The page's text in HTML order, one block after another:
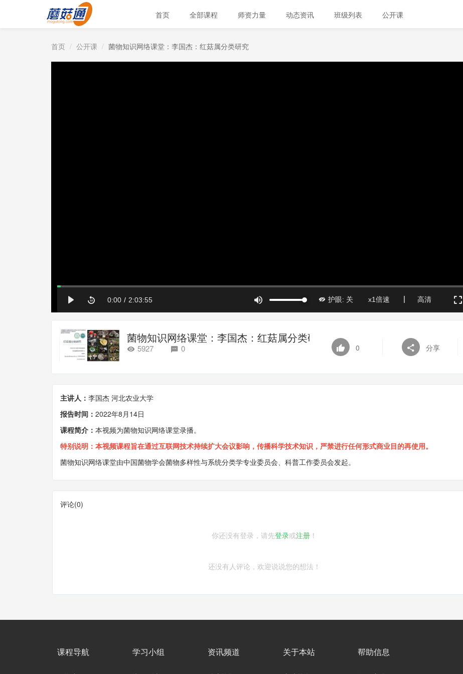
首页 全部课程 师资力量 动态资讯 班级列表 公开课
首页 公开课 菌物知识网络课堂：李国杰：红菇属分类研究
菌物知识网络课堂：李国杰：红菇属分类研究
5927 0 0 分享
主讲人： 李国杰 河北农业大学
报告时间： 2022年8月14日
课程简介： 本视频为菌物知识网络课堂录播。
特别说明：本视频课程旨在通过互联网技术持续扩大会议影响，传播科学技术知识，严禁进行任何形式商业目的再使用。
菌物知识网络课堂由中国菌物学会菌物多样性与系统分类学专业委员会、科普工作委员会发起。
评论(0)
你还没有登录，请先登录或注册 ！
还没有人评论，欢迎说说您的想法！
课程导航 学习小组 资讯频道 关于本站 帮助信息